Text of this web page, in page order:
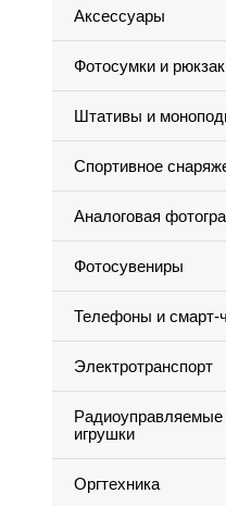
Аксессуары
Фотосумки и
Штативы и
Спортивное
Аналоговая
Фотосувениры
Телефоны и смарт-
Электротранспорт
Радиоуправляемые
игрушки
Оргтехника